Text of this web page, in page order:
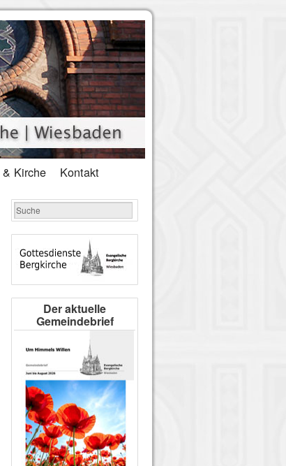
Kirche Kontakt
Der aktuelle
Gemeindebrief